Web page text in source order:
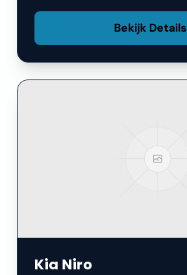
Bekijk Details
Kia Niro